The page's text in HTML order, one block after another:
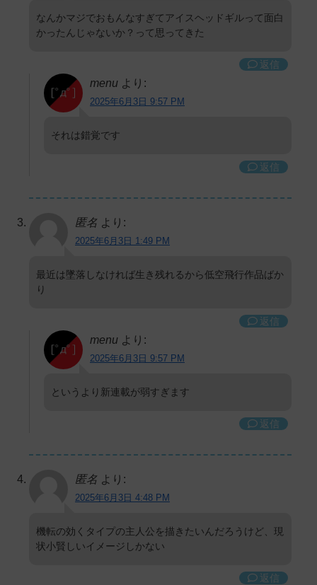
なんかマジでおもんなすぎてアイスヘッドギルって面白
かったんじゃないか？って思ってきた
返信
menu より:
2025年6月3日 9:57 PM
それは錯覚です
返信
匿名 より:
2025年6月3日 1:49 PM
最近は墜落しなければ生き残れるから低空飛行作品ばか
り
返信
menu より:
2025年6月3日 9:57 PM
というより新連載が弱すぎます
返信
匿名 より:
2025年6月3日 4:48 PM
機転の効くタイプの主人公を描きたいんだろうけど、現
状小賢しいイメージしかない
返信